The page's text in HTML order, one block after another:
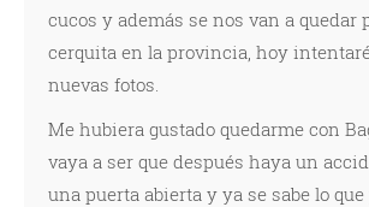
cucos y además se nos van a quedar
cerquita en la provincia, hoy
nuevas fotos.
Me hubiera gustado quedarme con
vaya a ser que después haya un
una puerta abierta y ya se sabe lo que